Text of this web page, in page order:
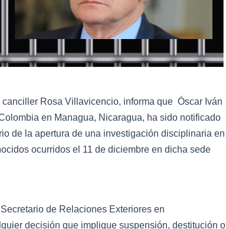
Rosa Villavicencio, informa que Óscar Iván
en Managua, Nicaragua, ha sido notificado
de la apertura de una investigación disciplinaria en
ocurridos el 11 de diciembre en dicha sede
de Relaciones Exteriores en
decisión que implique suspensión, destitución o